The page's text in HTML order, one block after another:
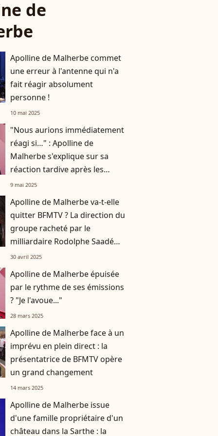
de
Apolline de Malherbe commet
une erreur à l'antenne qui n'a
fait réagir absolument
personne !
10 mai 2025
"Nous aurions immédiatement
réagi si…" : Apolline de
Malherbe s'explique sur sa
réaction tardive après les
propos de son invité sur BFMTV
9 mai 2025
Apolline de Malherbe va-t-elle
quitter BFMTV ? La direction du
groupe racheté par le
milliardaire Rodolphe Saadé
sort du silence
30 avril 2025
Apolline de Malherbe épuisée
par le rythme de ses émissions
? "Je l'avoue..."
28 mars 2025
Apolline de Malherbe face à un
imprévu en plein direct : la
présentatrice de BFMTV opère
un grand changement
14 mars 2025
Apolline de Malherbe issue
d'une famille propriétaire d'un
château dans la Sarthe : la